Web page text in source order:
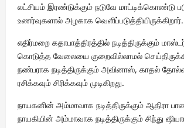
லட்சியம் இரண்டுக்கும் நடுவே மாட்டிக்கொண்டு
உணர்வுகளால் அழகாக வெளிப்படுத்தியிருக்கிறார்.
எதிர்மறை கதாபாத்திரத்தில் நடித்திருக்கும்
கொடுத்த வேலையை குறைவில்லாமல்
நண்பராக நடித்திருக்கும் அவினாஸ், காதல்
ரசிக்கவும் சிரிக்கவும் முடிகிறது.
நாயகனின் அம்மாவாக நடித்திருக்கும் ஆதிரா
நாயகியின் அம்மாவாக நடித்திருக்கும் சிந்து